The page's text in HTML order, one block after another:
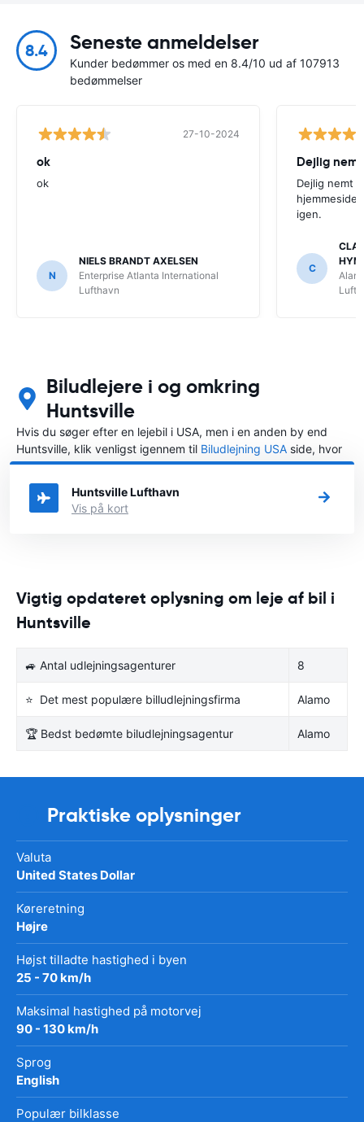
8.4 Seneste anmeldelser
Kunder bedømmer os med en 8.4/10 ud af 107913
bedømmelser
27-10-2024
ok
ok
N
NIELS BRANDT AXELSEN
Enterprise Atlanta International
Lufthavn
Dejlig
Dejlig nemt
igen.
C
Biludlejere i og omkring
Huntsville
Hvis du søger efter en lejebil i USA, men i en anden by end
Huntsville, klik venligst igennem til Biludlejning USA side, hvor
du kan vælge, i hvilken by i USA du ønsker at leje en bil.
Huntsville Lufthavn
Vis på kort
Vigtig opdateret oplysning om leje af bil i
Huntsville
🚙 Antal udlejningsagenturer 8
⭐ Det mest populære billudlejningsfirma Alamo
🏆 Bedst bedømte biludlejningsagentur Alamo
Praktiske oplysninger
Valuta
United States Dollar
Køreretning
Højre
Højst tilladte hastighed i byen
25 - 70 km/h
Maksimal hastighed på motorvej
90 - 130 km/h
Sprog
English
Populær bilklasse